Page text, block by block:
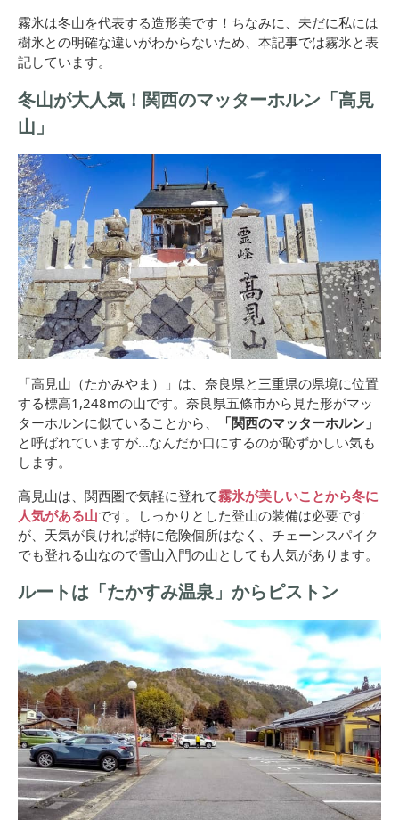
霧氷は冬山を代表する造形美です！ちなみに、未だに私には
樹氷との明確な違いがわからないため、本記事では霧氷と表
記しています。
冬山が大人気！関西のマッターホルン「高見
山」
「高見山（たかみやま）」は、奈良県と三重県の県境に位置
する標高1,248mの山です。奈良県五條市から見た形がマッ
ターホルンに似ていることから、
「関西のマッターホルン」
と呼ばれていますが…なんだか口にするのが恥ずかしい気も
します。
高見山は、関西圏で気軽に登れて霧氷が美しいことから冬に
人気がある山です。しっかりとした登山の装備は必要です
が、天気が良ければ特に危険個所はなく、チェーンスパイク
でも登れる山なので雪山入門の山としても人気があります。
ルートは「たかすみ温泉」からピストン